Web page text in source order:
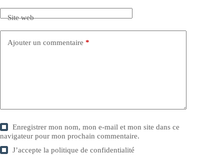
Site web
Ajouter un commentaire *
Enregistrer mon nom, mon e-mail et mon site dans ce
navigateur pour mon prochain commentaire.
J’accepte lapolitique de confidentialité